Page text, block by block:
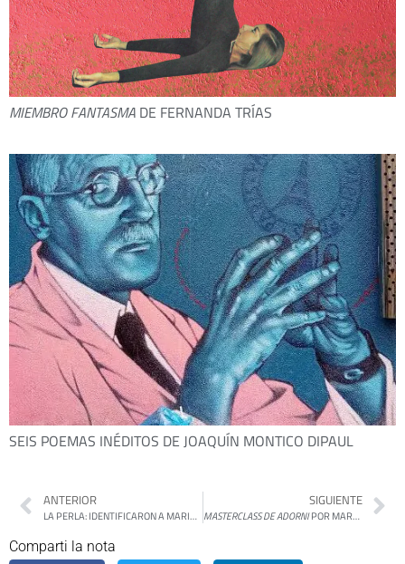
MIEMBRO FANTASMA DE FERNANDA TRÍAS
SEIS POEMAS INÉDITOS DE JOAQUÍN MONTICO DIPAUL
ANTERIOR
LA PERLA: IDENTIFICARON A MARIO ALBERTO NÍVOLI, UNO DE LOS 12 DESAPARECIDOS HALLADOS EN EL EX CENTRO CLANDESTINO
SIGUIENTE
MASTERCLASS DE ADORNIPOR MARTÍN GAMBAROTTA
Comparti la nota